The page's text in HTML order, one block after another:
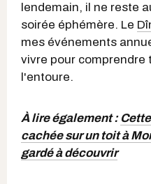
lendemain, il ne reste
soirée éphémère. Le
mes événements
vivre pour comprendre
l'entoure.
À lire également :
cachée sur un toit à
gardé à découvrir